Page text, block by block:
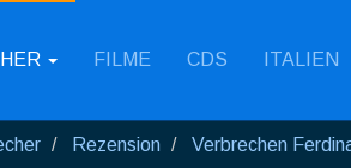
FILME CDS ITALIEN
Rezension Verbrechen